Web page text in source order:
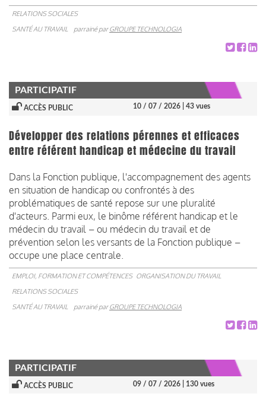
RELATIONS SOCIALES
SANTÉ AU TRAVAIL
parrainé parGROUPE TECHNOLOGIA
PARTICIPATIF
ACCÈS PUBLIC 10 / 07 / 2026 | 43 vues
Développer des relations pérennes et efficaces
entre référent handicap et médecine du travail
Dans la Fonction publique, l'accompagnement des agents
en situation de handicap ou confrontés à des
problématiques de santé repose sur une pluralité
d'acteurs. Parmi eux, le binôme référent handicap et le
médecin du travail – ou médecin du travail et de
prévention selon les versants de la Fonction publique –
occupe une place centrale.
EMPLOI, FORMATION ET COMPÉTENCES ORGANISATION DU TRAVAIL
RELATIONS SOCIALES
SANTÉ AU TRAVAIL
parrainé parGROUPE TECHNOLOGIA
PARTICIPATIF
ACCÈS PUBLIC 09 / 07 / 2026 | 130 vues